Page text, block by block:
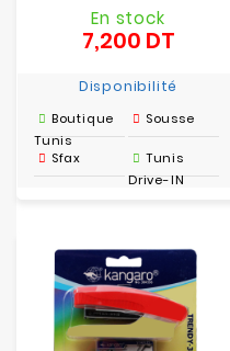
En stock
7,200 DTPrix
Disponibilité
Boutique
Tunis
Sousse
Sfax
Tunis
Drive-IN